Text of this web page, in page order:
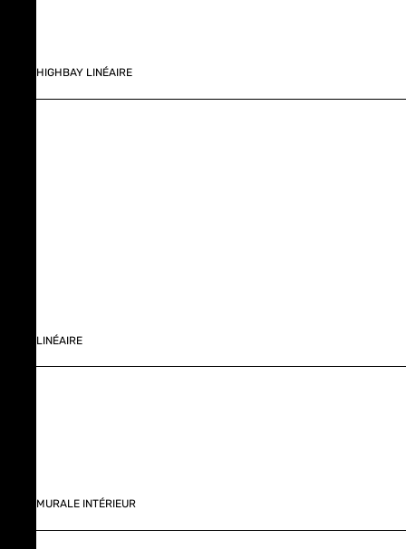
HIGHBAY LINÉAIRE
LINÉAIRE
MURALE INTÉRIEUR